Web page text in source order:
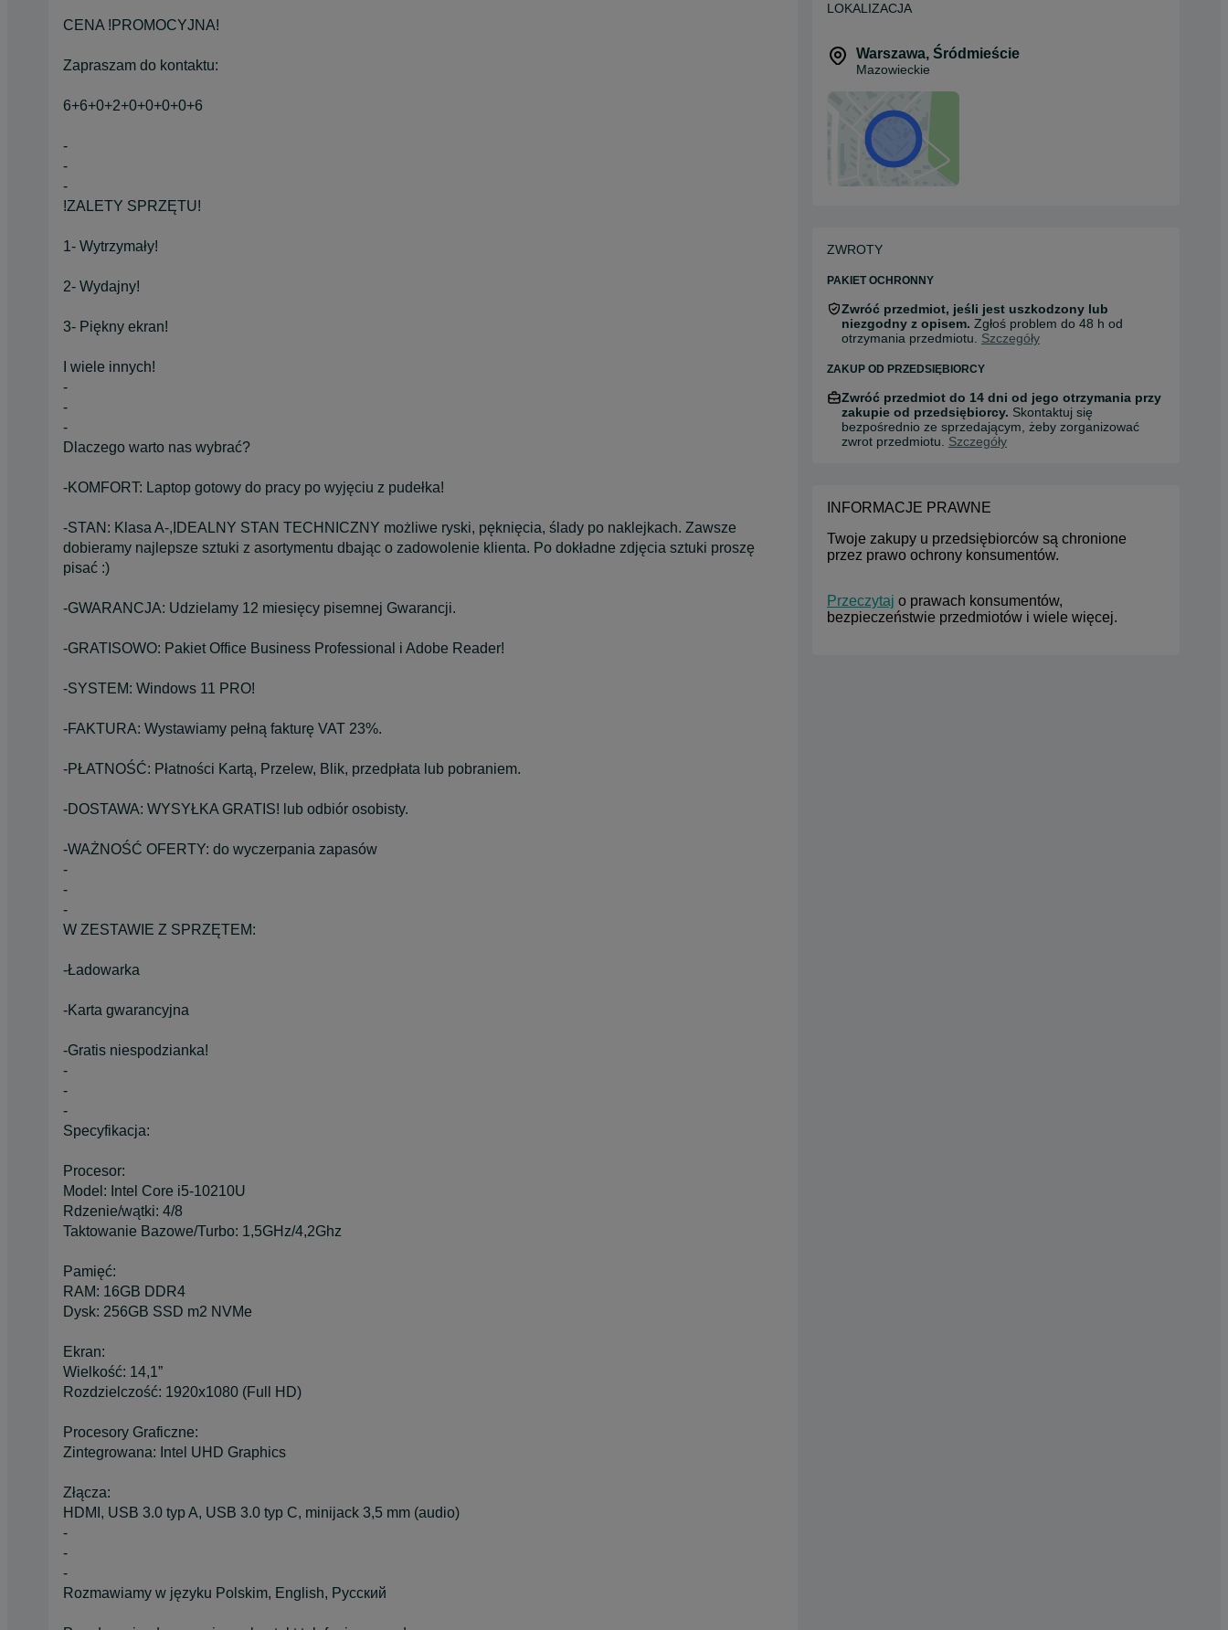
CENA !PROMOCYJNA!
Zapraszam do kontaktu:
6+6+0+2+0+0+0+0+6
-
-
-
!ZALETY SPRZĘTU!
1- Wytrzymały!
2- Wydajny!
3- Piękny ekran!
I wiele innych!
-
-
-
Dlaczego warto nas wybrać?
-KOMFORT: Laptop gotowy do pracy po wyjęciu z pudełka!
-STAN: Klasa A-,IDEALNY STAN TECHNICZNY możliwe ryski, pęknięcia, ślady po naklejkach. Zawsze
dobieramy najlepsze sztuki z asortymentu dbając o zadowolenie klienta. Po dokładne zdjęcia sztuki proszę
pisać :)
-GWARANCJA: Udzielamy 12 miesięcy pisemnej Gwarancji.
-GRATISOWO: Pakiet Office Business Professional i Adobe Reader!
-SYSTEM: Windows 11 PRO!
-FAKTURA: Wystawiamy pełną fakturę VAT 23%.
-PŁATNOŚĆ: Płatności Kartą, Przelew, Blik, przedpłata lub pobraniem.
-DOSTAWA: WYSYŁKA GRATIS! lub odbiór osobisty.
-WAŻNOŚĆ OFERTY: do wyczerpania zapasów
-
-
-
W ZESTAWIE Z SPRZĘTEM:
-Ładowarka
-Karta gwarancyjna
-Gratis niespodzianka!
-
-
-
Specyfikacja:
Procesor:
Model: Intel Core i5-10210U
Rdzenie/wątki: 4/8
Taktowanie Bazowe/Turbo: 1,5GHz/4,2Ghz
Pamięć:
RAM: 16GB DDR4
Dysk: 256GB SSD m2 NVMe
Ekran:
Wielkość: 14,1”
Rozdzielczość: 1920x1080 (Full HD)
Procesory Graficzne:
Zintegrowana: Intel UHD Graphics
Złącza:
HDMI, USB 3.0 typ A, USB 3.0 typ C, minijack 3,5 mm (audio)
-
-
-
Rozmawiamy w języku Polskim, English, Русский
LOKALIZACJA
Warszawa, Śródmieście
Mazowieckie
ZWROTY
PAKIET OCHRONNY
Zwróć przedmiot, jeśli jest uszkodzony lub
niezgodny z opisem. Zgłoś problem do 48 h od
otrzymania przedmiotu. Szczegóły
ZAKUP OD PRZEDSIĘBIORCY
Zwróć przedmiot do 14 dni od jego otrzymania przy
zakupie od przedsiębiorcy. Skontaktuj się
bezpośrednio ze sprzedającym, żeby zorganizować
zwrot przedmiotu. Szczegóły
INFORMACJE PRAWNE
Twoje zakupy u przedsiębiorców są chronione
przez prawo ochrony konsumentów.
Przeczytaj o prawach konsumentów,
bezpieczeństwie przedmiotów i wiele więcej.